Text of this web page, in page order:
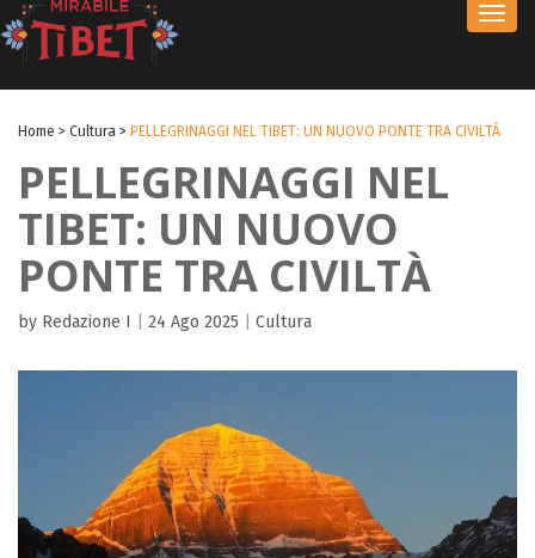
Home > Cultura > PELLEGRINAGGI NEL TIBET: UN NUOVO PONTE TRA CIVILTÀ
PELLEGRINAGGI NEL
TIBET: UN NUOVO
PONTE TRA CIVILTÀ
by Redazione I 24 Ago 2025 Cultura